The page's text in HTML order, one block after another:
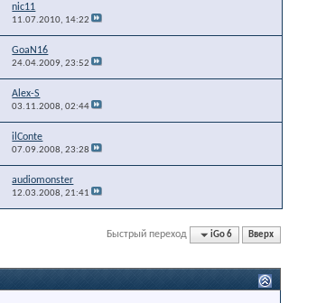
nic11
11.07.2010, 14:22
GoaN16
24.04.2009,23:52
Alex-S
03.11.2008,02:44
ilConte
07.09.2008,23:28
audiomonster
12.03.2008,21:41
Быстрый переход iGo 6 Вверх